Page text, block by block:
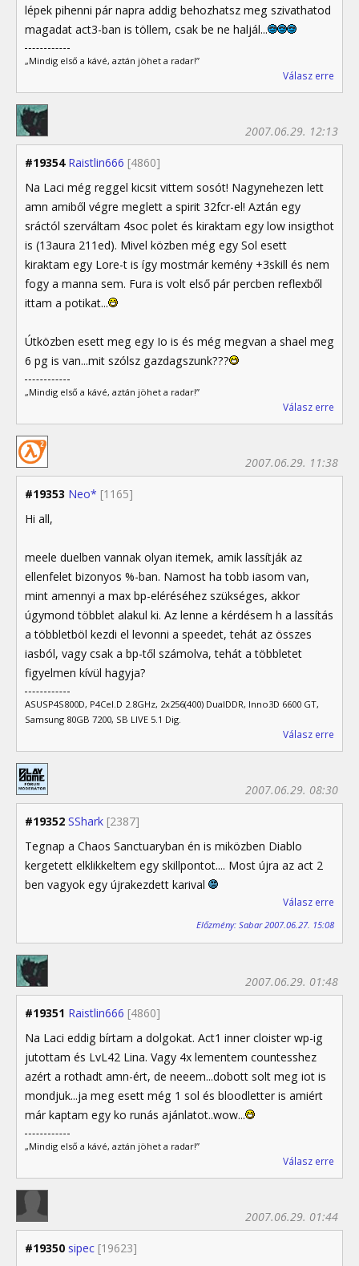
lépek pihenni pár napra addig behozhatsz meg szivathatod
magadat act3-ban is töllem, csak be ne haljál...
„Mindig első a kávé, aztán jöhet a radar!”
Válasz erre
#19354 Raistlin666 [4860]
2007.06.29. 12:13
Na Laci még reggel kicsit vittem sosót! Nagynehezen lett
amn amiből végre meglett a spirit 32fcr-el! Aztán egy
sráctól szerváltam 4soc polet és kiraktam egy low insigthot
is (13aura 211ed). Mivel közben még egy Sol esett
kiraktam egy Lore-t is így mostmár kemény +3skill és nem
fogy a manna sem. Fura is volt első pár percben reflexből
ittam a potikat...
Útközben esett meg egy Io is és még megvan a shael meg
6 pg is van...mit szólsz gazdagszunk???
„Mindig első a kávé, aztán jöhet a radar!”
Válasz erre
#19353 Neo* [1165]
2007.06.29. 11:38
Hi all,
meele duelben vannak olyan itemek, amik lassítják az
ellenfelet bizonyos %-ban. Namost ha tobb iasom van,
mint amennyi a max bp-eléréséhez szükséges, akkor
úgymond többlet alakul ki. Az lenne a kérdésem h a lassítás
a többletböl kezdi el levonni a speedet, tehát az összes
iasból, vagy csak a bp-től számolva, tehát a többletet
figyelmen kívül hagyja?
ASUSP4S800D, P4Cel.D 2.8GHz, 2x256(400) DualDDR, Inno3D 6600 GT,
Samsung 80GB 7200, SB LIVE 5.1 Dig.
Válasz erre
#19352 SShark [2387]
2007.06.29. 08:30
Tegnap a Chaos Sanctuaryban én is miközben Diablo
kergetett elklikkeltem egy skillpontot.... Most újra az act 2
ben vagyok egy újrakezdett karival
Válasz erre
Előzmény: Sabar 2007.06.27. 15:08
#19351 Raistlin666 [4860]
2007.06.29. 01:48
Na Laci eddig bírtam a dolgokat. Act1 inner cloister wp-ig
jutottam és LvL42 Lina. Vagy 4x lementem countesshez
azért a rothadt amn-ért, de neeem...dobott solt meg iot is
mondjuk...ja meg esett még 1 sol és bloodletter is amiért
már kaptam egy ko runás ajánlatot..wow...
„Mindig első a kávé, aztán jöhet a radar!”
Válasz erre
#19350 sipec [19623]
2007.06.29. 01:44